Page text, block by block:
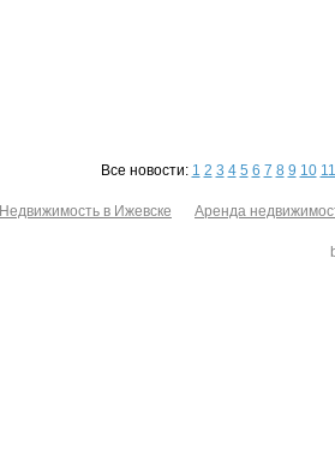
Все новости: 1 2 3 4 5 6 7 8 9 10 11
Недвижимость в Ижевске Аренда